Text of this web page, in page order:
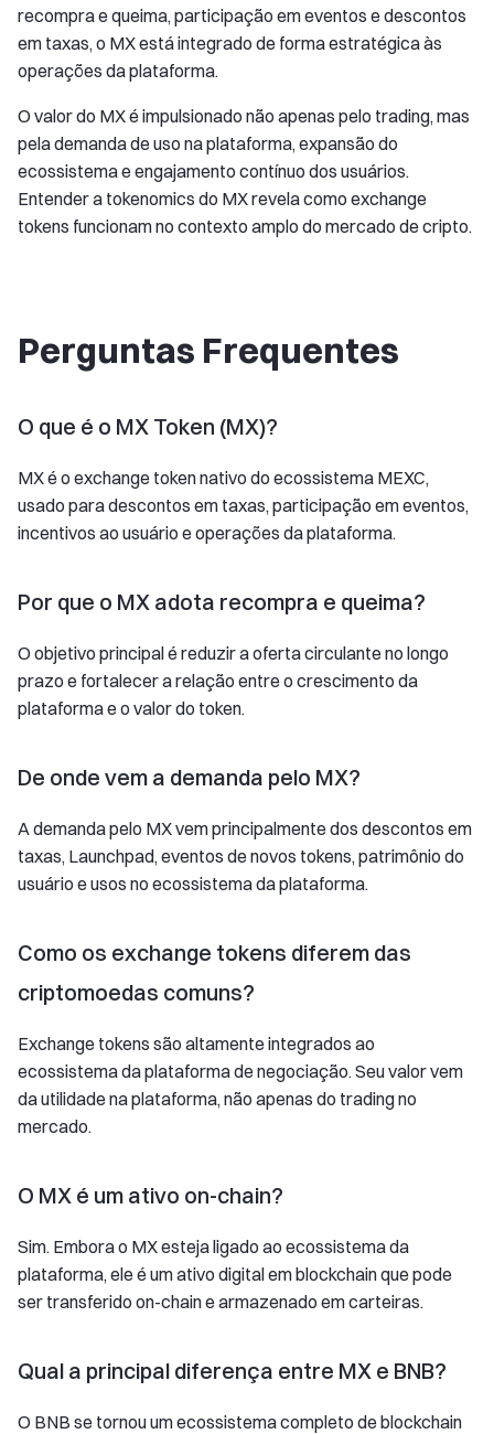
recompra e queima, participação em eventos e descontos
em taxas, o MX está integrado de forma estratégica às
operações da plataforma.
O valor do MX é impulsionado não apenas pelo trading, mas
pela demanda de uso na plataforma, expansão do
ecossistema e engajamento contínuo dos usuários.
Entender a tokenomics do MX revela como exchange
tokens funcionam no contexto amplo do mercado de cripto.
Perguntas Frequentes
O que é o MX Token (MX)?
MX é o exchange token nativo do ecossistema MEXC,
usado para descontos em taxas, participação em eventos,
incentivos ao usuário e operações da plataforma.
Por que o MX adota recompra e queima?
O objetivo principal é reduzir a oferta circulante no longo
prazo e fortalecer a relação entre o crescimento da
plataforma e o valor do token.
De onde vem a demanda pelo MX?
A demanda pelo MX vem principalmente dos descontos em
taxas, Launchpad, eventos de novos tokens, patrimônio do
usuário e usos no ecossistema da plataforma.
Como os exchange tokens diferem das
criptomoedas comuns?
Exchange tokens são altamente integrados ao
ecossistema da plataforma de negociação. Seu valor vem
da utilidade na plataforma, não apenas do trading no
mercado.
O MX é um ativo on-chain?
Sim. Embora o MX esteja ligado ao ecossistema da
plataforma, ele é um ativo digital em blockchain que pode
ser transferido on-chain e armazenado em carteiras.
Qual a principal diferença entre MX e BNB?
O BNB se tornou um ecossistema completo de blockchain